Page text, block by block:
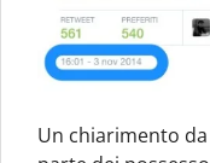
Un chiarimento